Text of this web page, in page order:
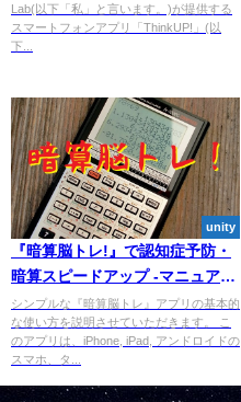
Lab(以下「私」と言います。)が提供する
スマートフォンアプリ「ThinkUP!」(以
下...
unity
『暗算脳トレ!』で認知症予防・
暗算スピードアップ -マニュア
ル-
シンプルな『暗算脳トレ』アプリの基本的
な使い方を説明させていただきます。 こ
のアプリは、iPhone, iPad, アンドロイドの
スマホ、タ...